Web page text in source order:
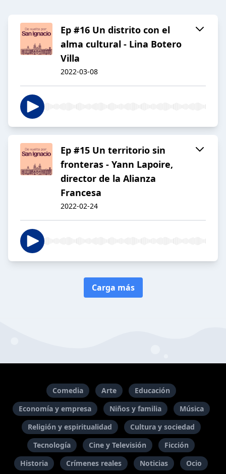
Ep #16 Un distrito con el
alma cultural - Lina Botero
Villa
2022-03-08
Ep #15 Un territorio sin
fronteras - Yann Lapoire,
director de la Alianza
Francesa
2022-02-24
Carga más
Comedia Arte
Educación
Economía y empresa
Niños y familia
Música
Religión y espiritualidad
Cultura y sociedad
Tecnología
Cine y Televisión
Ficción
Historia
Crímenes reales Noticias Ocio